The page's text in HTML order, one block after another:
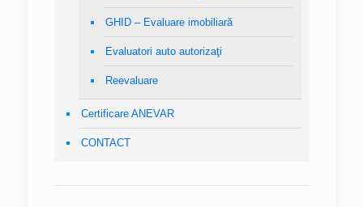
GHID – Evaluare imobiliară
Evaluatori auto autorizaţi
Reevaluare
Certificare ANEVAR
CONTACT